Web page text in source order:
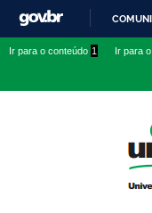
Ir para o conteúdo 1 Ir para